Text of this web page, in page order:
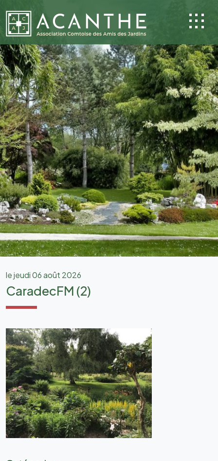
le jeudi 06 août 2026
CaradecFM (2)